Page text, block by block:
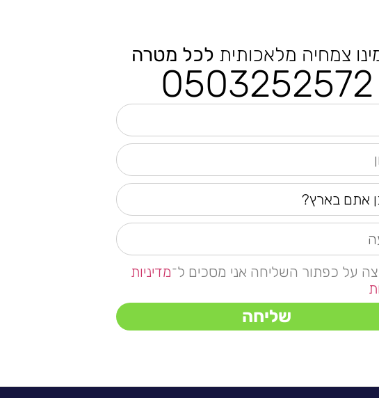
צמחיה מלאכותית לכל מטרה
0503252572
על כפתור השליחה אני מסכים ל־מדיניות
שליחה